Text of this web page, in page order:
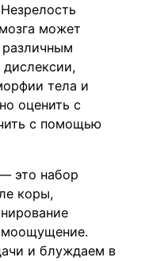
может
различным
тела и
оценить с
с помощью
это набор
коры,
и блуждаем в